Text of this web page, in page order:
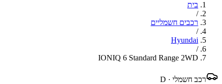
בית
/
רכבים חשמליים
/
Hyundai
/
IONIQ 6 Standard Range 2WD
רכב חשמלי · D